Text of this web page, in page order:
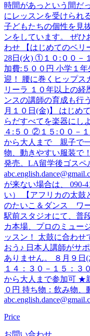
時間があっという間だ
にレッスンを受けられ
子どもたちの個性を見
ンをしています。 ぜひ
わせ 【はじめてのベ
28日(火) ①１０:００－
加費:５００円 小学１
迎！ 腰に巻くヒップス
リーラ １０年以上の
ンスの講師の育成も行
月１０日(金)】 はじめ
らだすべてを楽器にし
４:５０ ②１５:００－
から大人まで 親子で
物、動きやすい服装で
発売。LA留学後ゴスペ
が来ない場合は、
い） 【アフリカの太
のたいこ＆ダンス ワ
駅前スタジオにて、普
カ本場、プロのミュー
ッスン！ 太鼓に合わせ
おう♪ 日本人講師がサ
ありません。 ８月９日
１４：３０－１５：３
から大人まで参加可 ★
０円 持ち物：飲み物、
Price